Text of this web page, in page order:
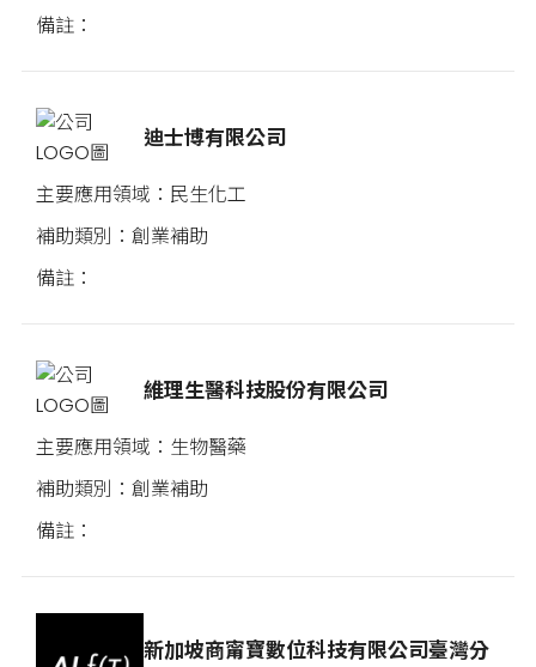
迪士博有限公司
民生化工
創業補助
維理生醫科技股份有限公司
生物醫藥
創業補助
新加坡商甯寶數位科技有限公司臺灣分